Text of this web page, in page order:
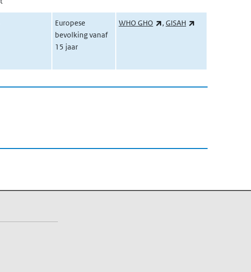
Europese
bevolking vanaf
15 jaar
WHO GHO (externe link)
, GISAH